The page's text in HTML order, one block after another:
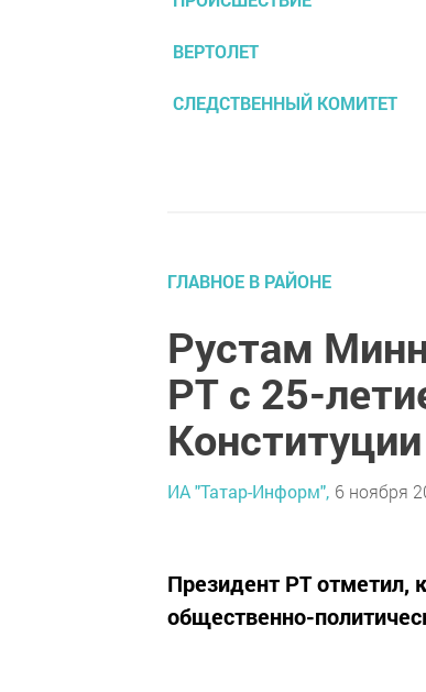
ВЕРТОЛЕТ
СЛЕДСТВЕННЫЙ КОМИТЕТ
ГЛАВНОЕ В РАЙОНЕ
Рустам
РТ с 25-
ИА "Татар-Информ", 6 ноября
Президент РТ отметил,
общественно-